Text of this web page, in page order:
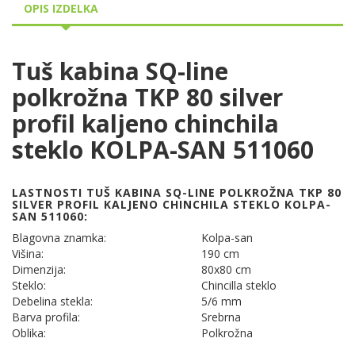
OPIS IZDELKA
Tuš kabina SQ-line
polkrožna TKP 80 silver
profil kaljeno chinchila
steklo KOLPA-SAN 511060
LASTNOSTI TUŠ KABINA SQ-LINE POLKROŽNA TKP 80
SILVER PROFIL KALJENO CHINCHILA STEKLO KOLPA-
SAN 511060:
Blagovna znamka:
Kolpa-san
Višina:
190 cm
Dimenzija:
80x80 cm
Steklo:
Chincilla steklo
Debelina stekla:
5/6 mm
Barva profila:
Srebrna
Oblika:
Polkrožna